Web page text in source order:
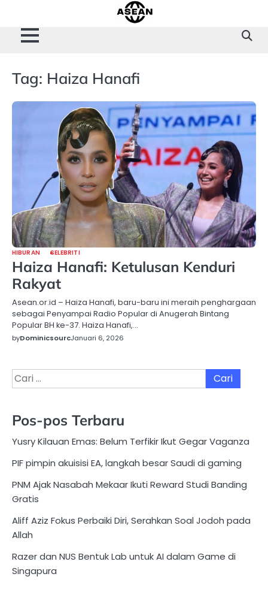
content
Tag: Haiza Hanafi
HIBURAN SELEBRITI
Haiza Hanafi: Ketulusan Kenduri
Rakyat
Asean.or.id – Haiza Hanafi, baru-baru ini meraih penghargaan
sebagai Penyampai Radio Popular di Anugerah Bintang
Popular BH ke-37. Haiza Hanafi,…
byDominicsourcJanuari 6, 2026
Cari
untuk:
Pos-pos Terbaru
Yusry Kilauan Emas: Belum Terfikir Ikut Gegar Vaganza
PIF pimpin akuisisi EA, langkah besar Saudi di gaming
PNM Ajak Nasabah Mekaar Ikuti Reward Studi Banding
Gratis
Aliff Aziz Fokus Perbaiki Diri, Serahkan Soal Jodoh pada
Allah
Razer dan NUS Bentuk Lab untuk AI dalam Game di
Singapura